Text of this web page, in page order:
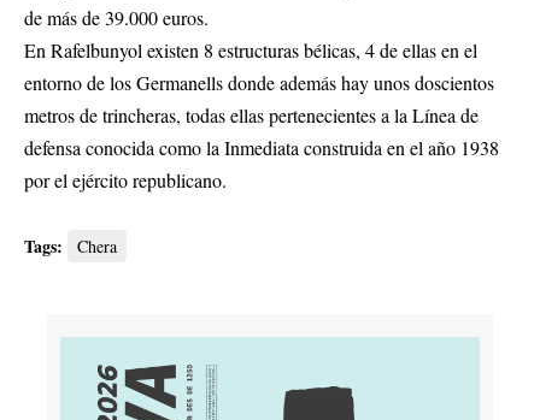
de más de 39.000 euros.
En Rafelbunyol existen 8 estructuras bélicas, 4 de ellas en el
entorno de los Germanells donde además hay unos doscientos
metros de trincheras, todas ellas pertenecientes a la Línea de
defensa conocida como la Inmediata construida en el año 1938
por el ejército republicano.
Tags: Chera